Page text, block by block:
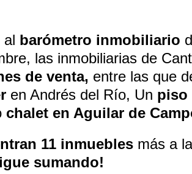
al barómetro inmobiliario
las inmobiliarias de
de venta, entre las que
en Andrés del Río, Un piso
chalet en Aguilar de
11 inmuebles más a
sumando!